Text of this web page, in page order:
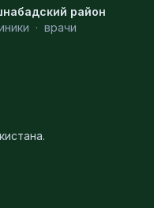
район
· врачи